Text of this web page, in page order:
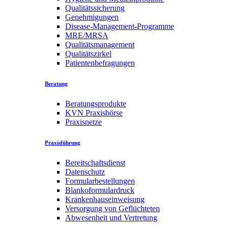
Qualitätssicherung
Genehmigungen
Disease-Management-Programme
MRE/MRSA
Qualitätsmanagement
Qualitätszirkel
Patientenbefragungen
Beratung
Beratungsprodukte
KVN Praxisbörse
Praxisnetze
Praxisführung
Bereitschaftsdienst
Datenschutz
Formularbestellungen
Blankoformulardruck
Krankenhauseinweisung
Versorgung von Geflüchteten
Abwesenheit und Vertretung